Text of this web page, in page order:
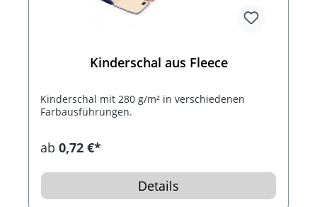
Kinderschal aus Fleece
Kinderschal mit 280 g/m² in verschiedenen
Farbausführungen.
ab 0,72 €*
Details